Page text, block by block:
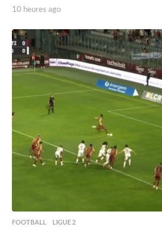
10 heures ago
h
e
r
e
FOOTBALL ,LIGUE 2